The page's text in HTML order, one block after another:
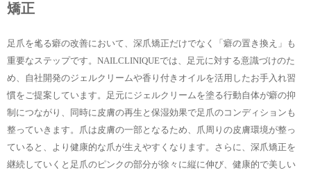
矯正
足爪を毟る癖の改善において、深爪矯正だけでなく「癖の置き換え」も
重要なステップです。NAILCLINIQUEでは、足元に対する意識づけのた
め、自社開発のジェルクリームや香り付きオイルを活用したお手入れ習
慣をご提案しています。足元にジェルクリームを塗る行動自体が癖の抑
制につながり、同時に皮膚の再生と保湿効果で足爪のコンディションも
整っていきます。爪は皮膚の一部となるため、爪周りの皮膚環境が整っ
ていると、より健康的な爪が生えやすくなります。さらに、深爪矯正を
継続していくと足爪のピンクの部分が徐々に縦に伸び、健康的で美しい